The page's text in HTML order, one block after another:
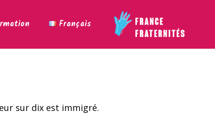
Français
sur dix est immigré.